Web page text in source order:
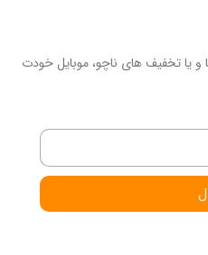
و یا تخفیف های ناچو، موبایل خودت